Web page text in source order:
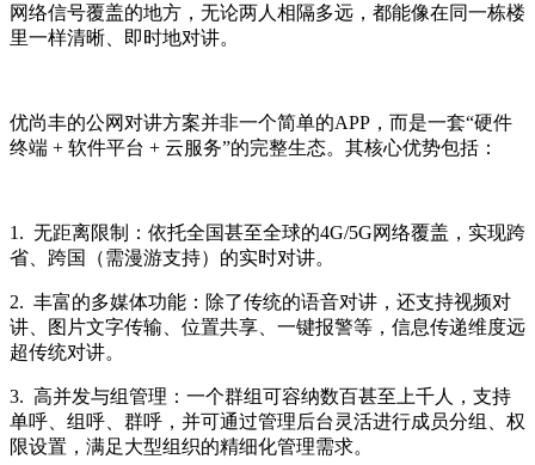
网络信号覆盖的地方，无论两人相隔多远，都能像在同一栋楼
里一样清晰、即时地对讲。
优尚丰的公网对讲方案并非一个简单的APP，而是一套“硬件
终端 + 软件平台 + 云服务”的完整生态。其核心优势包括：
1. 无距离限制：依托全国甚至全球的4G/5G网络覆盖，实现跨
省、跨国（需漫游支持）的实时对讲。
2. 丰富的多媒体功能：除了传统的语音对讲，还支持视频对
讲、图片文字传输、位置共享、一键报警等，信息传递维度远
超传统对讲。
3. 高并发与组管理：一个群组可容纳数百甚至上千人，支持
单呼、组呼、群呼，并可通过管理后台灵活进行成员分组、权
限设置，满足大型组织的精细化管理需求。